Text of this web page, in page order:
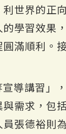
世界的正
學習效果
滿順利。
導講習」
需求，包
張德裕則